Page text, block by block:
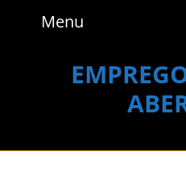
Menu